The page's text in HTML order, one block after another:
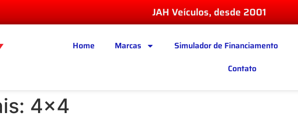
JAH Veículos, desde 2001
Home Marcas Simulador de Financiamento
Contato
4x4